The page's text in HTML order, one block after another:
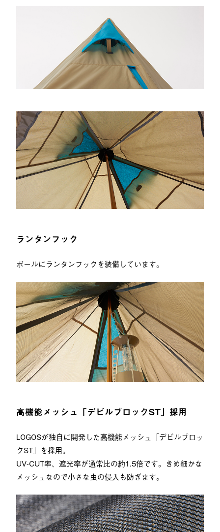
ランタンフック
ポールにランタンフックを装備しています。
高機能メッシュ「デビルブロックST」採用
LOGOSが独自に開発した高機能メッシュ「デビルブロッ
クST」を採用。
UV-CUT率、遮光率が通常比の約1.5倍です。きめ細かな
メッシュなので小さな虫の侵入も防ぎます。